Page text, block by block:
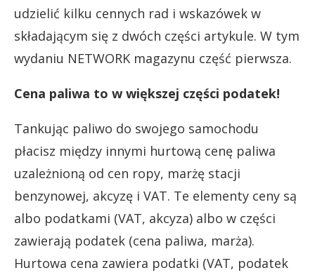
udzielić kilku cennych rad i wskazówek w
składającym się z dwóch części artykule. W tym
wydaniu NETWORK magazynu część pierwsza.
Cena paliwa to w większej części podatek!
Tankując paliwo do swojego samochodu
płacisz między innymi hurtową cenę paliwa
uzależnioną od cen ropy, marżę stacji
benzynowej, akcyzę i VAT. Te elementy ceny są
albo podatkami (VAT, akcyza) albo w części
zawierają podatek (cena paliwa, marża).
Hurtowa cena zawiera podatki (VAT, podatek